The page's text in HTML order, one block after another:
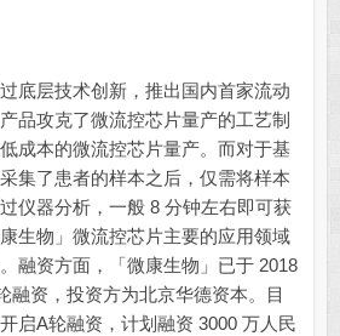
层技术创新，推出国内首家流动
品攻克了微流控芯片量产的工艺制
成本的微流控芯片量产。而对于基
集了患者的样本之后，仅需将样本
仪器分析，一般 8 分钟左右即可获
生物」微流控芯片主要的应用领域
融资方面，「微康生物」已于 2018
融资，投资方为北京华德资本。目
启A轮融资，计划融资 3000 万人民